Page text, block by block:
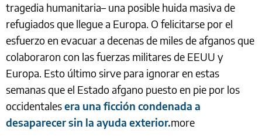
tragedia humanitaria– una posible huida masiva de
refugiados que llegue a Europa. O felicitarse por el
esfuerzo en evacuar a decenas de miles de afganos que
colaboraron con las fuerzas militares de EEUU y
Europa. Esto último sirve para ignorar en estas
semanas que el Estado afgano puesto en pie por los
occidentalesera una ficción condenada a
desaparecer sin la ayuda exterior.more